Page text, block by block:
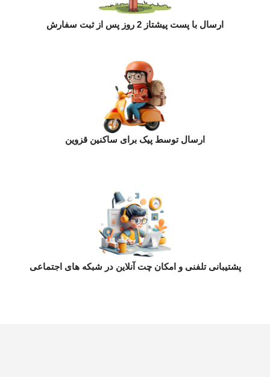
ارسال با پست پیشتاز 2 روز پس از ثبت سفارش
ارسال توسط پیک برای ساکنین قزوین
پشتیبانی تلفنی و امکان چت آنلاین در شبکه های اجتماعی